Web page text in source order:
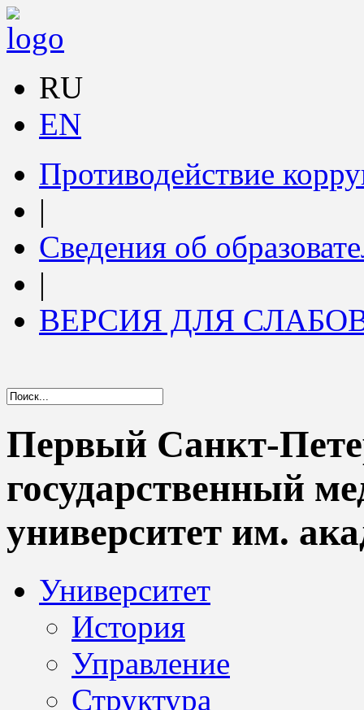
RU
EN
Противодействие
|
Сведения об
|
ВЕРСИЯ ДЛЯ
Первый Санкт-
государственный
университет им.
Университет
История
Управление
Структура